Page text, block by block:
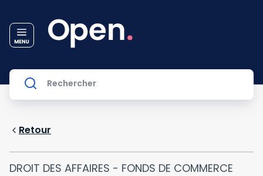
Retour
DROIT DES AFFAIRES - FONDS DE COMMERCE